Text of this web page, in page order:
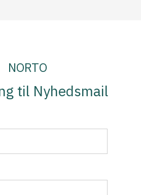
NORTO
til Nyhedsmail